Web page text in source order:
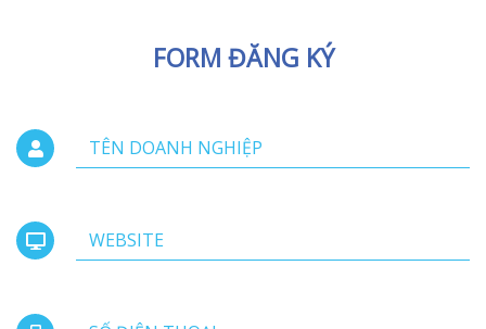
FORM ĐĂNG KÝ